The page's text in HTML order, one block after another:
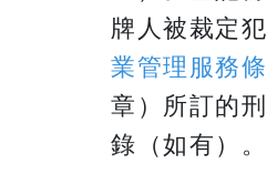
牌人被裁定
業管理服務
章）所訂的
錄（如有）。